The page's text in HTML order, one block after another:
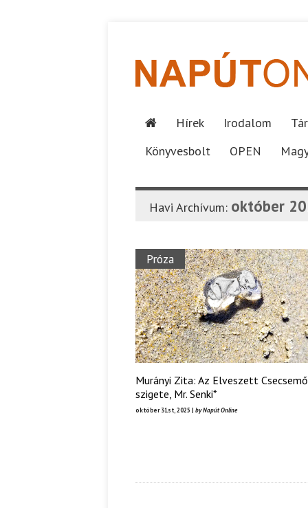
Hírek Irodalom
Könyvesbolt
OPEN
Havi Archívum: október
Próza
Murányi Zita: Az Elveszett
szigete, Mr. Senki*
október 31st, 2025 | by Napút Online